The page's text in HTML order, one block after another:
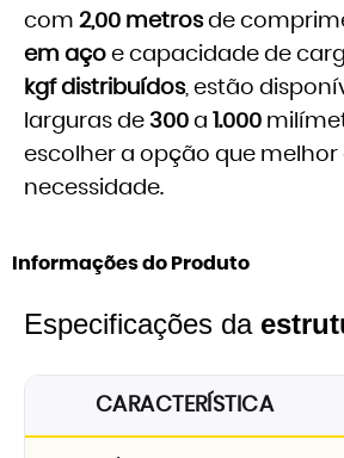
com 2,00 metrosde
em aço e capacidade de
kgf distribuídos, estão
larguras de 300 a 1.000
escolher a opção que melhor
necessidade.
Informações do Produto
Especificações da
CARACTERÍSTICA